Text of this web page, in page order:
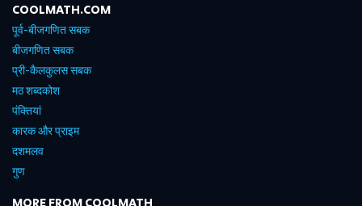
COOLMATH.COM
पूर्व-बीजगणित सबक
बीजगणित सबक
प्री-कैलकुलस सबक
मठ शब्दकोश
पंक्तियां
कारक और प्राइम
दशमलव
गुण
MORE FROM COOLMATH